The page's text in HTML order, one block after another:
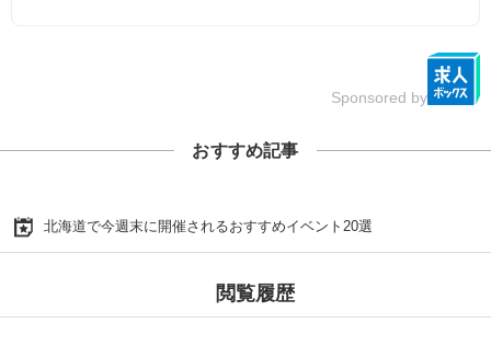
Sponsored by
おすすめ記事
北海道で今週末に開催されるおすすめイベント20選
閲覧履歴